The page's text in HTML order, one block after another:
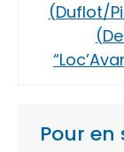
(Duflot/
Pour